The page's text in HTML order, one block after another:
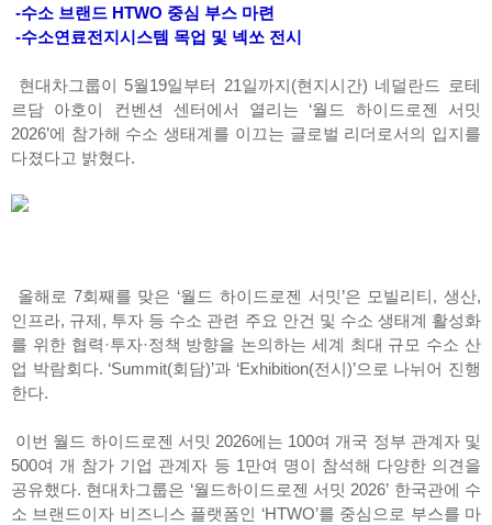
-수소 브랜드 HTWO 중심 부스 마련
-수소연료전지시스템 목업 및 넥쏘 전시
현대차그룹이 5월19일부터 21일까지(현지시간) 네덜란드 로테
르담 아호이 컨벤션 센터에서 열리는 ‘월드 하이드로젠 서밋
2026’에 참가해 수소 생태계를 이끄는 글로벌 리더로서의 입지를
다졌다고 밝혔다.
올해로 7회째를 맞은 ‘월드 하이드로젠 서밋’은 모빌리티, 생산,
인프라, 규제, 투자 등 수소 관련 주요 안건 및 수소 생태계 활성화
를 위한 협력·투자·정책 방향을 논의하는 세계 최대 규모 수소 산
업 박람회다. ‘Summit(회담)’과 ‘Exhibition(전시)’으로 나뉘어 진행
한다.
이번 월드 하이드로젠 서밋 2026에는 100여 개국 정부 관계자 및
500여 개 참가 기업 관계자 등 1만여 명이 참석해 다양한 의견을
공유했다. 현대차그룹은 ‘월드하이드로젠 서밋 2026’ 한국관에 수
소 브랜드이자 비즈니스 플랫폼인 ‘HTWO’를 중심으로 부스를 마